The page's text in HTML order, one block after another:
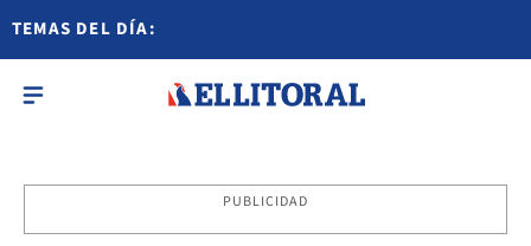
TEMAS DEL DÍA:
PUBLICIDAD